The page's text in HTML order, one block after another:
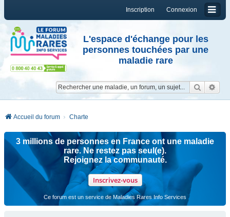
Connexion
Inscription
L'espace d'échange pour les
personnes touchées par une
maladie rare
Accueil du forum Charte
3 millions de personnes en France ont une maladie
rare. Ne restez pas seul(e).
Rejoignez la communauté.
Inscrivez-vous
Ce forum est un service de Maladies Rares Info Services